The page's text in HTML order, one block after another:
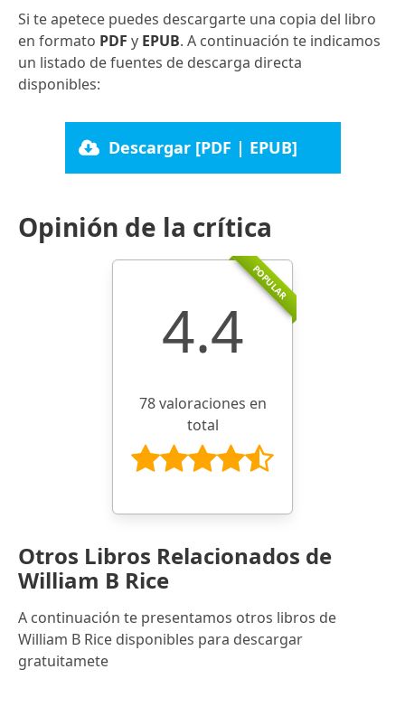
Si te apetece puedes descargarte una copia del libro
en formato PDF y EPUB. A continuación te indicamos
un listado de fuentes de descarga directa
disponibles:
Descargar [PDF | EPUB]
Opinión de la crítica
POPULAR
4.4
78 valoraciones en
total
Otros Libros Relacionados de
William B Rice
A continuación te presentamos otros libros de
William B Rice disponibles para descargar
gratuitamete